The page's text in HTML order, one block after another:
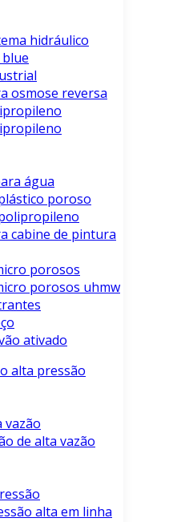
hidráulico
osmose reversa
água
poroso
cabine de pintura
porosos
porosos uhmw
ativado
alta pressão
vazão
de alta vazão
alta em linha